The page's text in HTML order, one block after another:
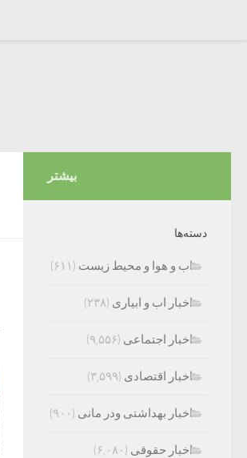
بیشتر
دسته‌ها
اب و هوا و محیط زیست (۶۱۱)
اخبار اب و ابیاری (۲۳۸)
اخبار اجتماعی (۹,۵۵۶)
اخبار اقتصادی (۳,۵۹۹)
اخبار بهداشتی ودر مانی (۹۰۰)
اخبار حقوقی (۶,۰۸۰)